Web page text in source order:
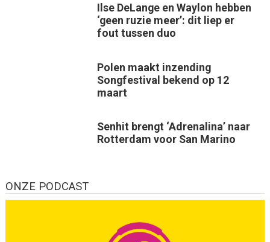
Ilse DeLange en Waylon hebben
‘geen ruzie meer’: dit liep er
fout tussen duo
Polen maakt inzending
Songfestival bekend op 12
maart
Senhit brengt ‘Adrenalina’ naar
Rotterdam voor San Marino
ONZE PODCAST